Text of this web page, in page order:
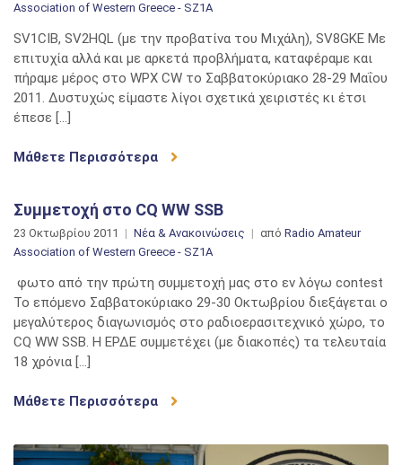
Association of Western Greece - SZ1A
SV1CIB, SV2HQL (με την προβατίνα του Μιχάλη), SV8GKE Με
επιτυχία αλλά και με αρκετά προβλήματα, καταφέραμε και
πήραμε μέρος στο WPX CW το Σαββατοκύριακο 28-29 Μαΐου
2011. Δυστυχώς είμαστε λίγοι σχετικά χειριστές κι έτσι
έπεσε […]
Μάθετε Περισσότερα
Συμμετοχή στο CQ WW SSB
23 Οκτωβρίου 2011 Νέα & Ανακοινώσεις από Radio Amateur
Association of Western Greece - SZ1A
φωτο από την πρώτη συμμετοχή μας στο εν λόγω contest
Το επόμενο Σαββατοκύριακο 29-30 Οκτωβρίου διεξάγεται ο
μεγαλύτερος διαγωνισμός στο ραδιοερασιτεχνικό χώρο, το
CQ WW SSB. Η ΕΡΔΕ συμμετέχει (με διακοπές) τα τελευταία
18 χρόνια […]
Μάθετε Περισσότερα